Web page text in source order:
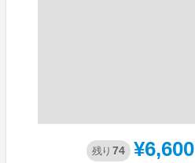
残り 74 ¥6,600